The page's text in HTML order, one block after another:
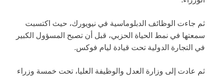
ثم جاءت الوظائف الدبلوماسية في نيويورك، حيث اكتسبت
سمعتها في نمط الحياة الحزبي، قبل أن تصبح المسؤول الكبير
في التجارة الدولية تحت قيادة ليام فوكس.
ثم عادت إلى وزارة العدل والوظيفة العليا، تحت خمسة وزراء